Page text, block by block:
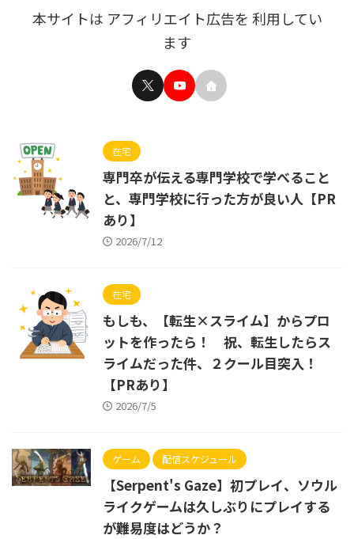
本サイトは アフィリエイト広告を 利用してい
ます
在宅
専門卒が伝える専門学校で学べること
と、専門学校に行った方が良い人【PR
あり】
2026/7/12
在宅
もしも、【転生×スライム】からプロ
ットを作ったら！ 祝、転生したらス
ライムだった件、２クール目突入！
【PRあり】
2026/7/5
ゲーム 配信スケジュール
【Serpent's Gaze】初プレイ、ソウル
ライクゲームは久しぶりにプレイする
が難易度はどうか？